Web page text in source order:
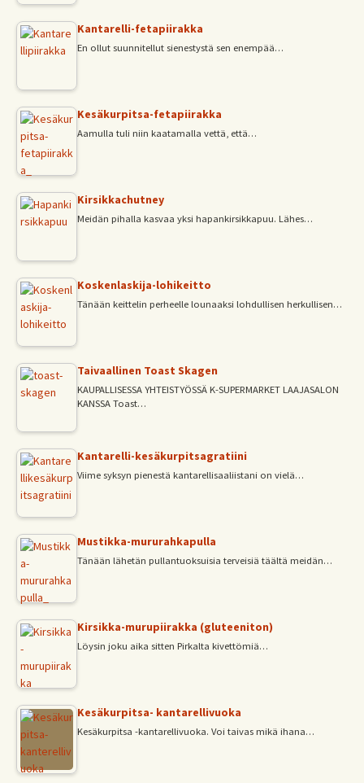
Kantarelli-fetapiirakka
En ollut suunnitellut sienestystä sen enempää…
Kesäkurpitsa-fetapiirakka
Aamulla tuli niin kaatamalla vettä, että…
Kirsikkachutney
Meidän pihalla kasvaa yksi hapankirsikkapuu. Lähes…
Koskenlaskija-lohikeitto
Tänään keittelin perheelle lounaaksi lohdullisen herkullisen…
Taivaallinen Toast Skagen
KAUPALLISESSA YHTEISTYÖSSÄ K-SUPERMARKET LAAJASALON
KANSSA Toast…
Kantarelli-kesäkurpitsagratiini
Viime syksyn pienestä kantarellisaaliistani on vielä…
Mustikka-mururahkapulla
Tänään lähetän pullantuoksuisia terveisiä täältä meidän…
Kirsikka-murupiirakka (gluteeniton)
Löysin joku aika sitten Pirkalta kivettömiä…
Kesäkurpitsa- kantarellivuoka
Kesäkurpitsa -kantarellivuoka. Voi taivas mikä ihana…